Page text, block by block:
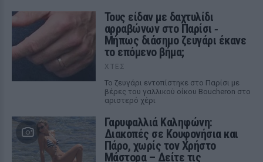
Τους είδαν με δαχτυλίδι
αρραβώνων στο Παρίσι ‑
Μήπως διάσημο ζευγάρι έκανε
το επόμενο βήμα;
ΧΤΕΣ
Το ζευγάρι εντοπίστηκε στο Παρίσι με
βέρες του γαλλικού οίκου Boucheron στο
αριστερό χέρι
Γαρυφαλλιά Καληφώνη:
Διακοπές σε Κουφονήσια και
Πάρο, χωρίς τον Χρήστο
Μάστορα – Δείτε τις